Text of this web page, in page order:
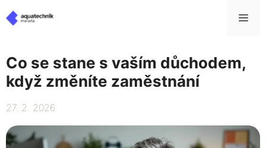
na
Co se stane s vaším důchodem,
když změníte zaměstnání
27. 2. 2026